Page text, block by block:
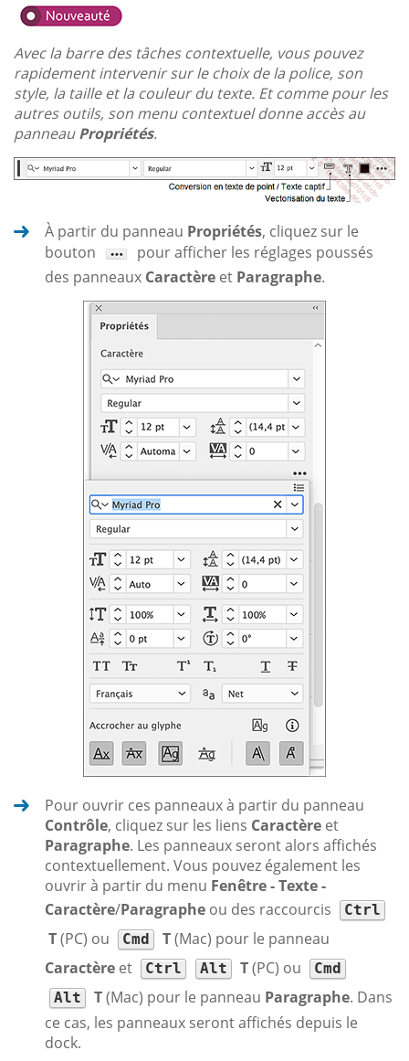
Avec la barre des tâches contextuelle, vous pouvez
rapidement intervenir sur le choix de la police, son
style, la taille et la couleur du texte. Et comme pour les
autres outils, son menu contextuel donne accès au
panneauPropriétés.
À partir du panneau Propriétés, cliquez sur le
bouton
pour afficher les réglages poussés
des panneaux Caractère et Paragraphe.
Pour ouvrir ces panneaux à partir du panneau
Contrôle, cliquez sur les liens Caractère et
Paragraphe. Les panneaux seront alors affichés
contextuellement. Vous pouvez également les
ouvrir à partir du menu Fenêtre - Texte -
Caractère/Paragraphe ou des raccourcis Ctrl
T(PC) ou Cmd T(Mac) pour le panneau
Caractère et Ctrl Alt T(PC) ou
Cmd
Alt
T(Mac) pour le panneau Paragraphe. Dans
ce cas, les panneaux seront affichés depuis le
dock.